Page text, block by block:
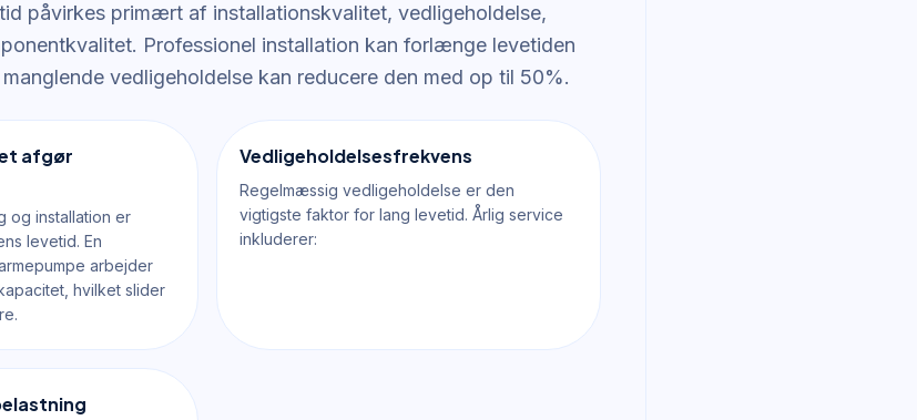
påvirkes primært af installationskvalitet, vedligeholdelse,
Professionel installation kan forlænge levetiden
vedligeholdelse kan reducere den med op til 50%.
afgør
og installation er
levetid. En
arbejder
hvilket slider
Vedligeholdelsesfrekvens
Regelmæssig vedligeholdelse er den
vigtigste faktor for lang levetid. Årlig service
inkluderer: